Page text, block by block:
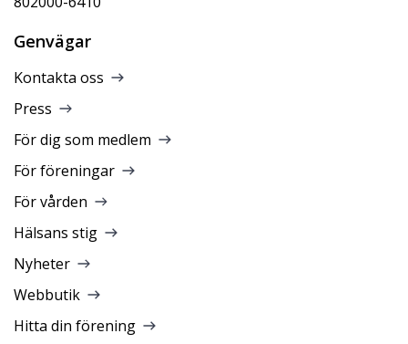
Genvägar
Kontakta oss
Press
För dig som medlem
För föreningar
För vården
Hälsans stig
Nyheter
Webbutik
Hitta din förening